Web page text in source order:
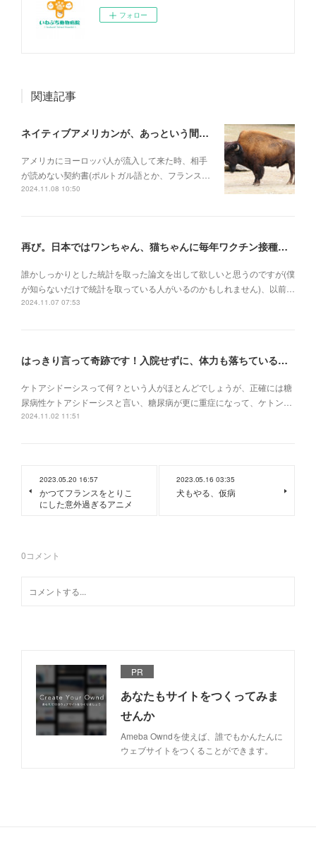
フォロー
関連記事
ネイティブアメリカンが、あっという間に滅ぼされていった理由
アメリカにヨーロッパ人が流入して来た時、相手
が読めない契約書(ポルトガル語とか、フランス…
2024.11.08 10:50
再び。日本ではワンちゃん、猫ちゃんに毎年ワクチン接種を行うべき理由
誰かしっかりとした統計を取った論文を出して欲しいと思うのですが(僕
が知らないだけで統計を取っている人がいるのかもしれません)、以前…
2024.11.07 07:53
はっきり言って奇跡です！入院せずに、体力も落ちている状況でケトアシドーシスから復活
ケトアシドーシスって何？という人がほとんどでしょうが、正確には糖
尿病性ケトアシドーシスと言い、糖尿病が更に重症になって、ケトン…
2024.11.02 11:51
2023.05.20 16:57
かつてフランスをとりこ
にした意外過ぎるアニメ
2023.05.16 03:35
犬もやる、仮病
0コメント
PR
あなたもサイトをつくってみま
せんか
Ameba Owndを使えば、誰でもかんたんに
ウェブサイトをつくることができます。